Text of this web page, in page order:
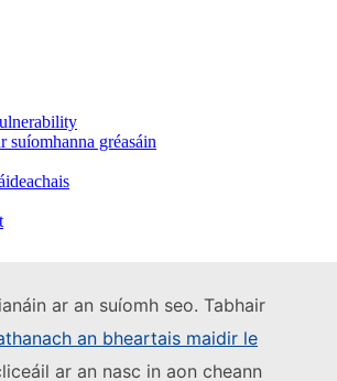
ar an suíomh seo. Tabhair
an bheartais maidir le
ar an nasc in aon cheann
suíomhanna gréasáin